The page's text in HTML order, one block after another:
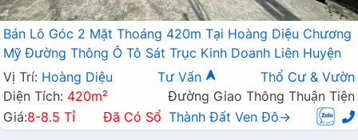
Bán Lô Góc 2 Mặt Thoáng 420m Tại Hoàng Diệu Chương
Mỹ Đường Thông Ô Tô Sát Trục Kinh Doanh Liên Huyện
Vị Trí: Hoàng Diệu Tư Vấn
Thổ Cư & Vườn
Diện Tích: 420m²
Đường Giao Thông Thuận Tiện
Giá:8-8.5 Tỉ Đã Có Sổ Thành Đất Ven Đô→